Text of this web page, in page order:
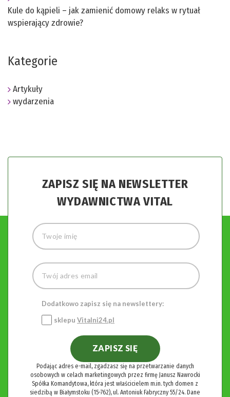
Kule do kąpieli – jak zamienić domowy relaks w rytuał
wspierający zdrowie?
Kategorie
Artykuły
wydarzenia
ZAPISZ SIĘ NA NEWSLETTER
WYDAWNICTWA VITAL
Dodatkowo zapisz się na newslettery:
sklepu Vitalni24.pl
ZAPISZ SIĘ
Podając adres e-mail, zgadzasz się na przetwarzanie danych
osobowych w celach marketingowych przez firmę Janusz Nawrocki
Spółka Komandytowa, która jest właścicielem m.in. tych domen z
siedzibą w Białymstoku (15-762), ul. Antoniuk Fabryczny 55/24. Dane